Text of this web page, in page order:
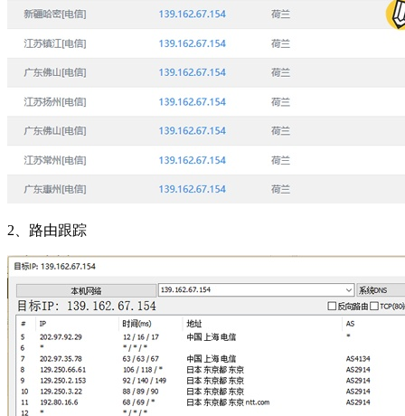
2、路由跟踪